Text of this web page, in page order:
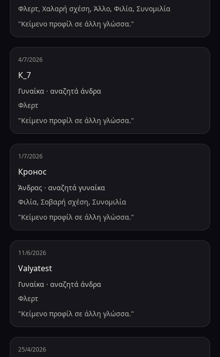
Φλερτ, Χαλαρή σχέση, Άλλο, Φιλία, Συνομιλία
"Κείμενο προφίλ σε άλλη γλώσσα."
4/7/2026
К_7
Γυναίκα · αναζητά άνδρα
Φλερτ
"Κείμενο προφίλ σε άλλη γλώσσα."
1/7/2026
Кронос
Άνδρας · αναζητά γυναίκα
Φιλία, Σοβαρή σχέση, Συνομιλία
"Κείμενο προφίλ σε άλλη γλώσσα."
11/6/2026
Valyatest
Γυναίκα · αναζητά άνδρα
Φλερτ
"Κείμενο προφίλ σε άλλη γλώσσα."
25/4/2026